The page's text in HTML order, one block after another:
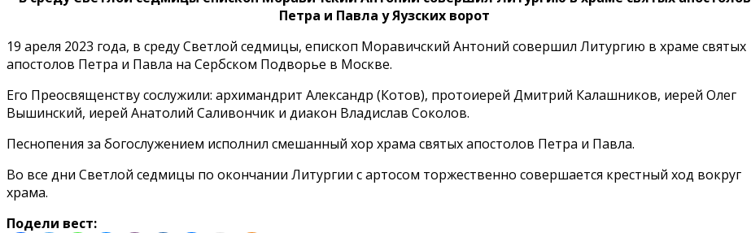
Петра и Павла у Яузских ворот
19 ареля 2023 года, в среду Светлой седмицы, епископ Моравичский Антоний совершил Литургию в храме святых
апостолов Петра и Павла на Сербском Подворье в Москве.
Его Преосвященству сослужили: архимандрит Александр (Котов), протоиерей Дмитрий Калашников, иерей Олег
Вышинский, иерей Анатолий Саливончик и диакон Владислав Соколов.
Песнопения за богослужением исполнил смешанный хор храма святых апостолов Петра и Павла.
Во все дни Светлой седмицы по окончании Литургии с артосом торжественно совершается крестный ход вокруг
храма.
Подели вест: